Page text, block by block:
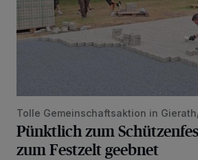
Tolle Gemeinschaftsaktion in
Pünktlich zum
zum Festzelt geebnet